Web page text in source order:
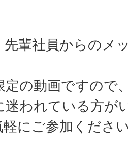
先輩社員からのメ
定の動画ですので
迷われている方が
にご参加くださ